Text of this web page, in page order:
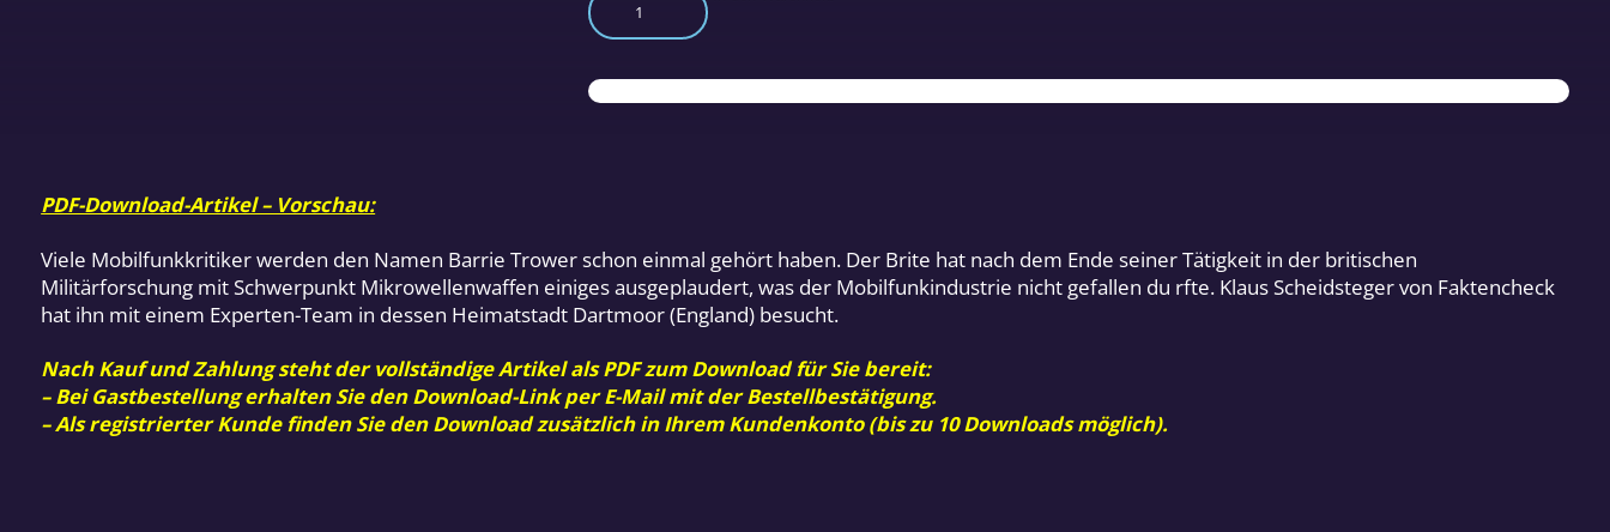
bei
Whistleblower
Menge
PDF-Download-Artikel – Vorschau:
Viele Mobilfunkkritiker werden den Namen Barrie Trower schon einmal gehört haben. Der Brite hat nach dem Ende seiner Tätigkeit in der britischen
Militärforschung mit Schwerpunkt Mikrowellenwaffen einiges ausgeplaudert, was der Mobilfunkindustrie nicht gefallen du rfte. Klaus Scheidsteger von Faktencheck
hat ihn mit einem Experten-Team in dessen Heimatstadt Dartmoor (England) besucht.
Nach Kauf und Zahlung steht der vollständige Artikel als PDF zum Download für Sie bereit:
– Bei Gastbestellung erhalten Sie den Download-Link per E-Mail mit der Bestellbestätigung.
– Als registrierter Kunde finden Sie den Download zusätzlich in Ihrem Kundenkonto (bis zu 10 Downloads möglich).